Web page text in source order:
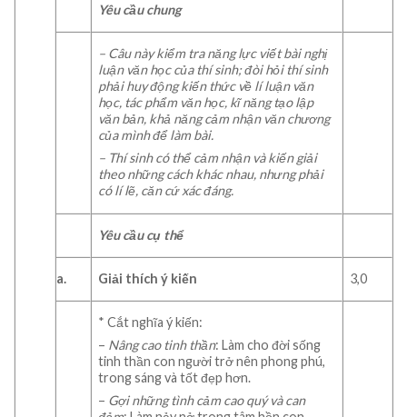
Yêu cầu chung
– Câu này kiểm tra năng lực viết bài nghị
luận văn học của thí sinh; đòi hỏi thí sinh
phải huy động kiến thức về lí luận văn
học, tác phẩm văn học, kĩ năng tạo lập
văn bản, khả năng cảm nhận văn chương
của mình để làm bài.
– Thí sinh có thể cảm nhận và kiến giải
theo những cách khác nhau, nhưng phải
có lí lẽ, căn cứ xác đáng.
Yêu cầu cụ thể
a. Giải thích ý kiến 3,0
* Cắt nghĩa ý kiến:
– Nâng cao tinh thần: Làm cho đời sống
tinh thần con người trở nên phong phú,
trong sáng và tốt đẹp hơn.
– Gợi những tình cảm cao quý và can